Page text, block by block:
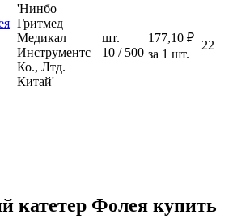
'Нинбо
Гритмед
Медикал
Инструментс
Ко., Лтд.
Китай'
шт.
10 / 500
177,10 ₽
за 1 шт.
22
катетер Фолея купить